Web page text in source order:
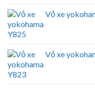
Vỏ xe
Vỏ xe